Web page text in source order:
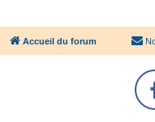
Accueil du forum